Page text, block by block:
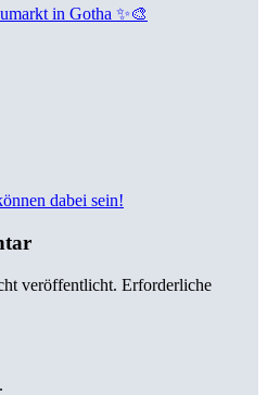
in Gotha ✨🎨
dabei sein!
veröffentlicht. Erforderliche